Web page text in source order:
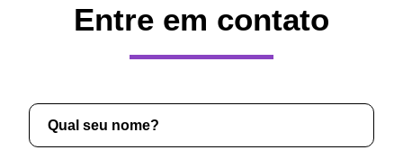
Entre em contato